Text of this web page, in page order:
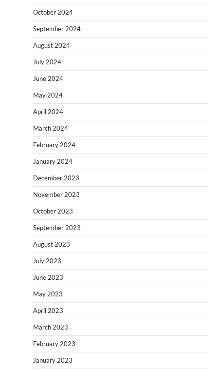
October 2024
September 2024
August 2024
July 2024
June 2024
May 2024
April 2024
March 2024
February 2024
January 2024
December 2023
November 2023
October 2023
September 2023
August 2023
July 2023
June 2023
May 2023
April 2023
March 2023
February 2023
January 2023